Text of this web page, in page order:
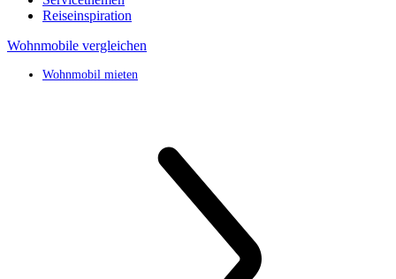
Reiseinspiration
Wohnmobile vergleichen
Wohnmobil mieten